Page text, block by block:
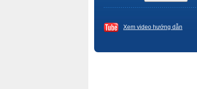
Xem video hướng dẫn